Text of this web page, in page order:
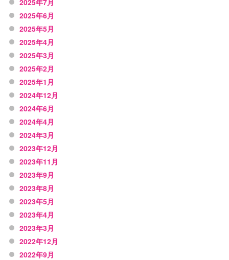
2025年6月
2025年5月
2025年4月
2025年3月
2025年2月
2025年1月
2024年12月
2024年6月
2024年4月
2024年3月
2023年12月
2023年11月
2023年9月
2023年8月
2023年5月
2023年4月
2023年3月
2022年12月
2022年9月